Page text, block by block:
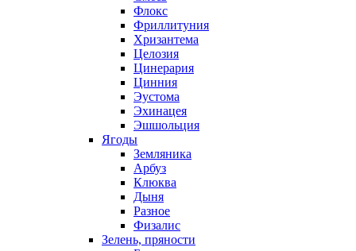
Флокс
Фриллитуния
Хризантема
Целозия
Цинерария
Цинния
Эустома
Эхинацея
Эшшольция
Ягоды
Земляника
Арбуз
Клюква
Дыня
Разное
Физалис
Зелень, пряности